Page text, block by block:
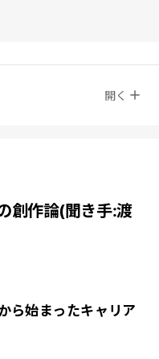
開く
創作論(聞き手:渡
ら始まったキャリア